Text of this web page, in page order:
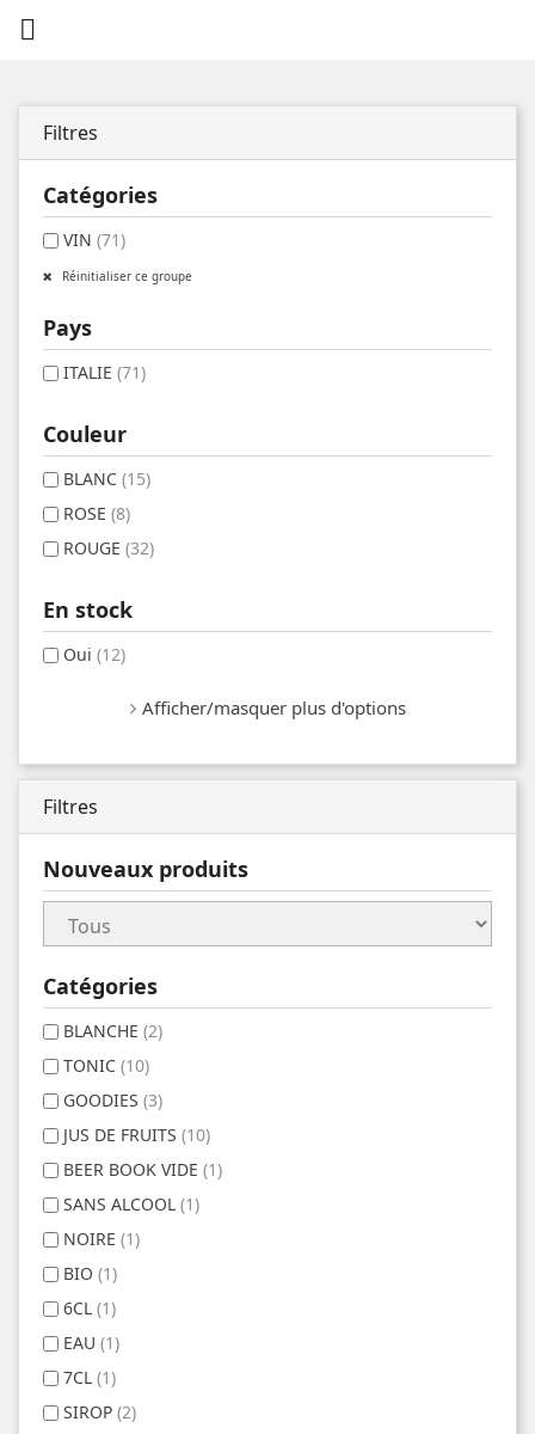

Filtres
Catégories
VIN (71)
Réinitialiser ce groupe
Pays
ITALIE (71)
Couleur
BLANC (15)
ROSE (8)
ROUGE (32)
En stock
Oui (12)
Afficher/masquer plus d'options
Filtres
Nouveaux produits
Catégories
BLANCHE (2)
TONIC (10)
GOODIES (3)
JUS DE FRUITS (10)
BEER BOOK VIDE (1)
SANS ALCOOL (1)
NOIRE (1)
BIO (1)
6CL (1)
EAU (1)
7CL (1)
SIROP (2)